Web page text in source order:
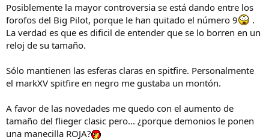
Posiblemente la mayor controversia se está dando entre los
forofos del Big Pilot, porque le han quitado el número 9
.
La verdad es que es dificil de entender que se lo borren en un
reloj de su tamaño.
Sólo mantienen las esferas claras en spitfire. Personalmente
el markXV spitfire en negro me gustaba un montón.
A favor de las novedades me quedo con el aumento de
tamaño del flieger clasic pero... ¿porque demonios le ponen
una manecilla ROJA?